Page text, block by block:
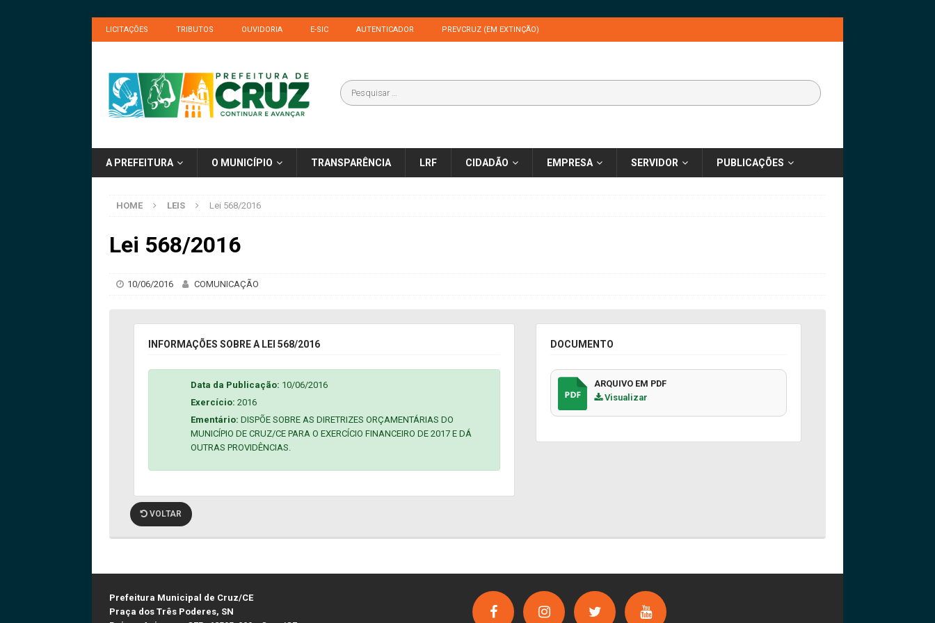
LICITAÇÕES TRIBUTOS OUVIDORIA E-SIC AUTENTICADOR PREVCRUZ (EM EXTINÇÃO)
A PREFEITURA O MUNICÍPIO TRANSPARÊNCIA LRF CIDADÃO EMPRESA SERVIDOR PUBLICAÇÕES
HOME LEIS Lei 568/2016
Lei 568/2016
10/06/2016 COMUNICAÇÃO
INFORMAÇÕES SOBRE A LEI 568/2016
Data da Publicação: 10/06/2016
Exercício: 2016
Ementário: DISPÕE SOBRE AS DIRETRIZES ORÇAMENTÁRIAS DO
MUNICÍPIO DE CRUZ/CE PARA O EXERCÍCIO FINANCEIRO DE 2017 E DÁ
OUTRAS PROVIDÊNCIAS.
DOCUMENTO
ARQUIVO EM PDF
Visualizar
VOLTAR
Prefeitura Municipal de Cruz/CE
Praça dos Três Poderes, SN